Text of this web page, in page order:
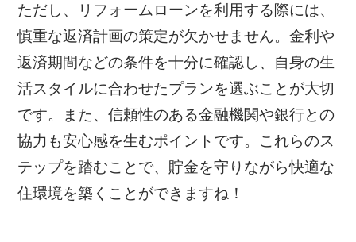
ただし、リフォームローンを利用する際には、
慎重な返済計画の策定が欠かせません。金利や
返済期間などの条件を十分に確認し、自身の生
活スタイルに合わせたプランを選ぶことが大切
です。また、信頼性のある金融機関や銀行との
協力も安心感を生むポイントです。これらのス
テップを踏むことで、貯金を守りながら快適な
住環境を築くことができますね！